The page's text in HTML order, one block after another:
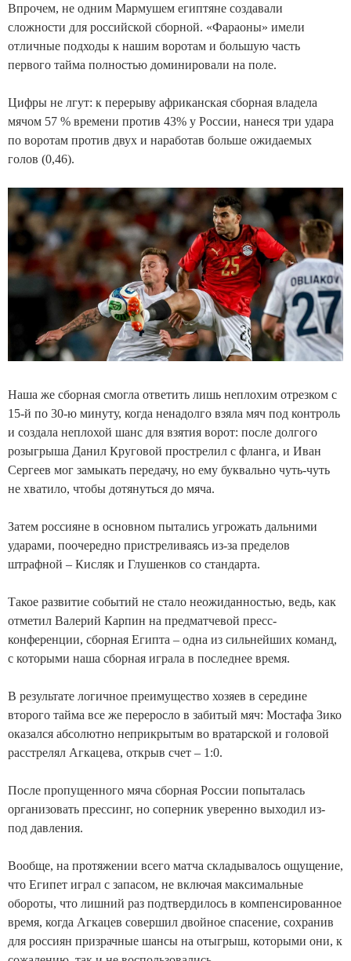
Впрочем, не одним Мармушем египтяне создавали
сложности для российской сборной. «Фараоны» имели
отличные подходы к нашим воротам и большую часть
первого тайма полностью доминировали на поле.
Цифры не лгут: к перерыву африканская сборная владела
мячом 57 % времени против 43% у России, нанеся три удара
по воротам против двух и наработав больше ожидаемых
голов (0,46).
Наша же сборная смогла ответить лишь неплохим отрезком с
15-й по 30-ю минуту, когда ненадолго взяла мяч под контроль
и создала неплохой шанс для взятия ворот: после долгого
розыгрыша Данил Круговой прострелил с фланга, и Иван
Сергеев мог замыкать передачу, но ему буквально чуть-чуть
не хватило, чтобы дотянуться до мяча.
Затем россияне в основном пытались угрожать дальними
ударами, поочередно пристреливаясь из-за пределов
штрафной – Кисляк и Глушенков со стандарта.
Такое развитие событий не стало неожиданностью, ведь, как
отметил Валерий Карпин на предматчевой пресс-
конференции, сборная Египта – одна из сильнейших команд,
с которыми наша сборная играла в последнее время.
В результате логичное преимущество хозяев в середине
второго тайма все же переросло в забитый мяч: Мостафа Зико
оказался абсолютно неприкрытым во вратарской и головой
расстрелял Агкацева, открыв счет – 1:0.
После пропущенного мяча сборная России попыталась
организовать прессинг, но соперник уверенно выходил из-
под давления.
Вообще, на протяжении всего матча складывалось ощущение,
что Египет играл с запасом, не включая максимальные
обороты, что лишний раз подтвердилось в компенсированное
время, когда Агкацев совершил двойное спасение, сохранив
для россиян призрачные шансы на отыгрыш, которыми они, к